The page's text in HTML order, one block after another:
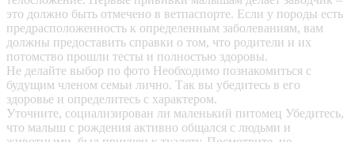
это должно быть отмечено в ветпаспорте. Если у породы есть
предрасположенность к определенным заболеваниям, вам
должны предоставить справки о том, что родители и их
потомство прошли тесты и полностью здоровы.
Не делайте выбор по фото Необходимо познакомиться с
будущим членом семьи лично. Так вы убедитесь в его
здоровье и определитесь с характером.
Уточните, социализирован ли маленький питомец Убедитесь,
что малыш с рождения активно общался с людьми и